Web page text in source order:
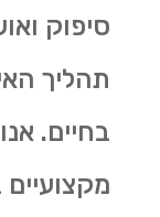
סיפוק
תהליך
בחיים.
מקצועיים